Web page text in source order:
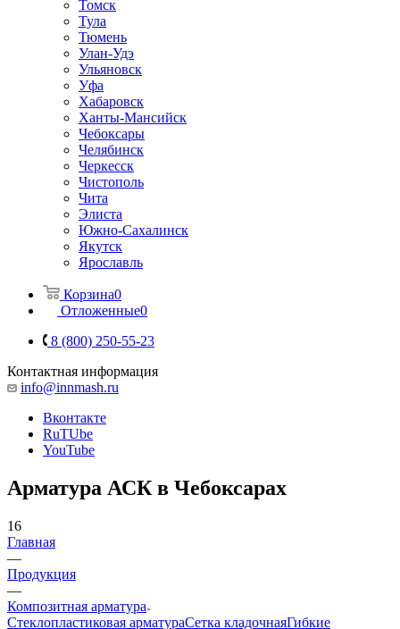
Томск
Тула
Тюмень
Улан-Удэ
Ульяновск
Уфа
Хабаровск
Ханты-Мансийск
Чебоксары
Челябинск
Черкесск
Чистополь
Чита
Элиста
Южно-Сахалинск
Якутск
Ярославль
Корзина0
Отложенные0
8 (800) 250-55-23
Контактная информация
info@innmash.ru
Вконтакте
RuTUbe
YouTube
Арматура АСК в Чебоксарах
16
Главная
—
Продукция
—
Композитная арматура
Cтеклопластиковая арматураСетка кладочнаяГибкие